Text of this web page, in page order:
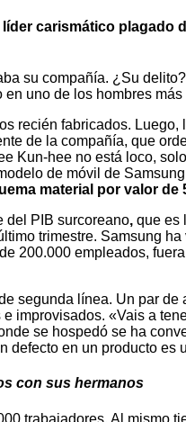
carismático plagado
su compañía. ¿Su
uno de los hombres
recién fabricados.
de la compañía, que
Kun-hee no está loco,
de móvil de
material por valor
del PIB surcoreano, que es
trimestre. Samsung
200.000 empleados,
segunda línea. Un par
improvisados. «Vais a
se hospedó se ha
defecto en un producto es
con sus hermanos
trabajadores. Al mismo